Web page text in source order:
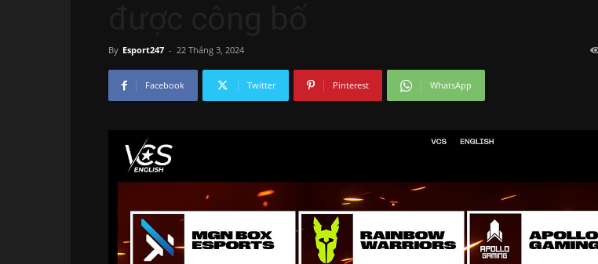
By Esport247 - 22 Tháng 3, 2024
Facebook Twitter Pinterest WhatsApp